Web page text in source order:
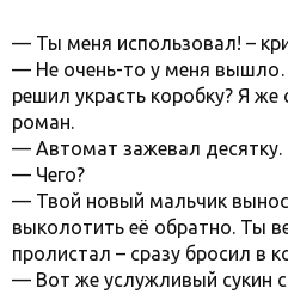
— Ты меня использовал! –
— Не очень-то у меня
решил украсть коробку? Я же
роман.
— Автомат зажевал десятку.
— Чего?
— Твой новый мальчик
выколотить её обратно. Ты
пролистал – сразу бросил в
— Вот же услужливый сукин